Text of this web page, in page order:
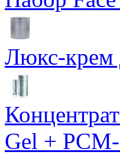
Люкс-крем
Gel +